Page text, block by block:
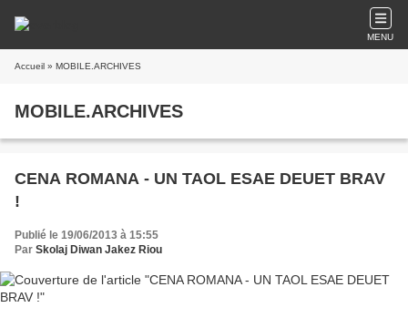
MENU
Accueil » MOBILE.ARCHIVES
MOBILE.ARCHIVES
CENA ROMANA - UN TAOL ESAE DEUET BRAV
!
Publié le 19/06/2013 à 15:55
Par Skolaj Diwan Jakez Riou